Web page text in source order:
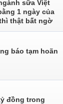
sữa Việt
1 ngày của
thật bất ngờ
báo tạm hoãn
đồng trong